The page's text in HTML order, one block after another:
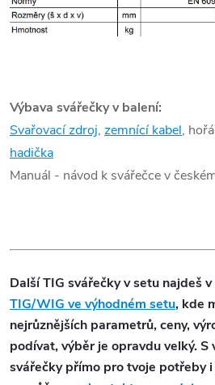
Výbava svářečky v balení:
Svařovací zdroj, zemnící kabel,
hadička
Manuál - návod k svářečce v
Další TIG svářečky v setu najdeš
TIG/WIG ve výhodném setu, kde
nejrůznějších parametrů, ceny,
podívat, výběr je opravdu velký. S
svářečky přímo pro tvoje potřeby